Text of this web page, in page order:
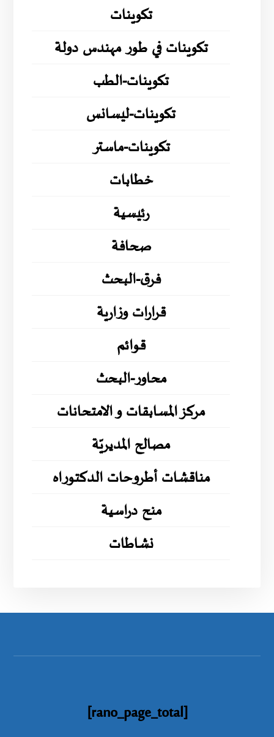
تكوينات
تكوينات في طور مهندس دولة
تكوينات-الطب
تكوينات-ليسانس
تكوينات-ماستر
خطابات
رئيسية
صحافة
فرق-البحث
قرارات وزارية
قوائم
محاور-البحث
مركز المسابقات و الامتحانات
مصالح المديريّة
مناقشات أطروحات الدكتوراه
منح دراسية
نشاطات
[rano_page_total]